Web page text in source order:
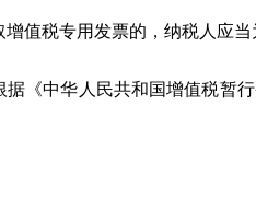
值税专用发票的，纳税人应
据《中华人民共和国增值税暂